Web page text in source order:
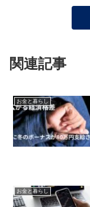
関連記事
お金と暮らし
お金と暮らし